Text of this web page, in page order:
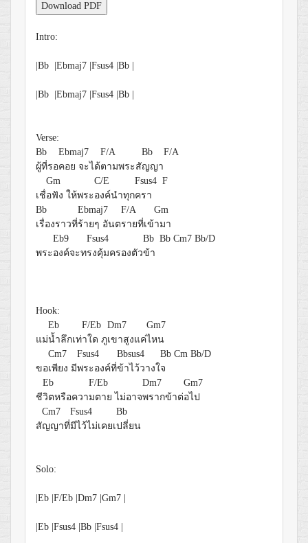
Download PDF
Intro:
|Bb |Ebmaj7 |Fsus4 |Bb |
|Bb |Ebmaj7 |Fsus4 |Bb |
Verse:
Bb
Ebmaj7 F/A Bb
F/A
ผู้ที่รอคอย จะได้ตามพระสัญญา
Gm
C/E
Fsus4 F
เชื่อฟัง ให้พระองค์นำทุกครา
Bb
Ebmaj7 F/A
Gm
เรื่องราวที่ร้ายๆ อันตรายที่เข้ามา
Eb9
Fsus4
Bb Bb Cm7 Bb/D
พระองค์จะทรงคุ้มครองตัวข้า
Hook:
Eb
F/Eb Dm7
Gm7
แม่น้ำลึกเท่าใด ภูเขาสูงแค่ไหน
Cm7
Fsus4 Bbsus4
Bb Cm Bb/D
ขอเพียง มีพระองค์ที่ข้าไว้วางใจ
Eb
F/Eb Dm7
Gm7
ชีวิตหรือความตาย ไม่อาจพรากข้าต่อไป
Cm7
Fsus4
Bb
สัญญาที่มีไว้ไม่เคยเปลี่ยน
Solo:
|Eb |F/Eb |Dm7 |Gm7 |
|Eb |Fsus4 |Bb |Fsus4 |